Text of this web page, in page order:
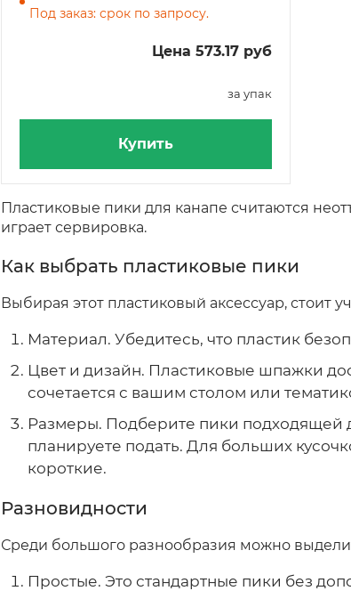
Под заказ: срок по запросу.
Цена 573.17 руб
за упак
Купить
Пластиковые пики для канапе считаются
играет сервировка.
Как выбрать пластиковые пики
Выбирая этот пластиковый аксессуар, стоит
Материал. Убедитесь, что пластик
Цвет и дизайн. Пластиковые шпажки
сочетается с вашим столом или
Размеры. Подберите пики подходящей
планируете подать. Для больших
короткие.
Разновидности
Среди большого разнообразия можно
Простые. Это стандартные пики без